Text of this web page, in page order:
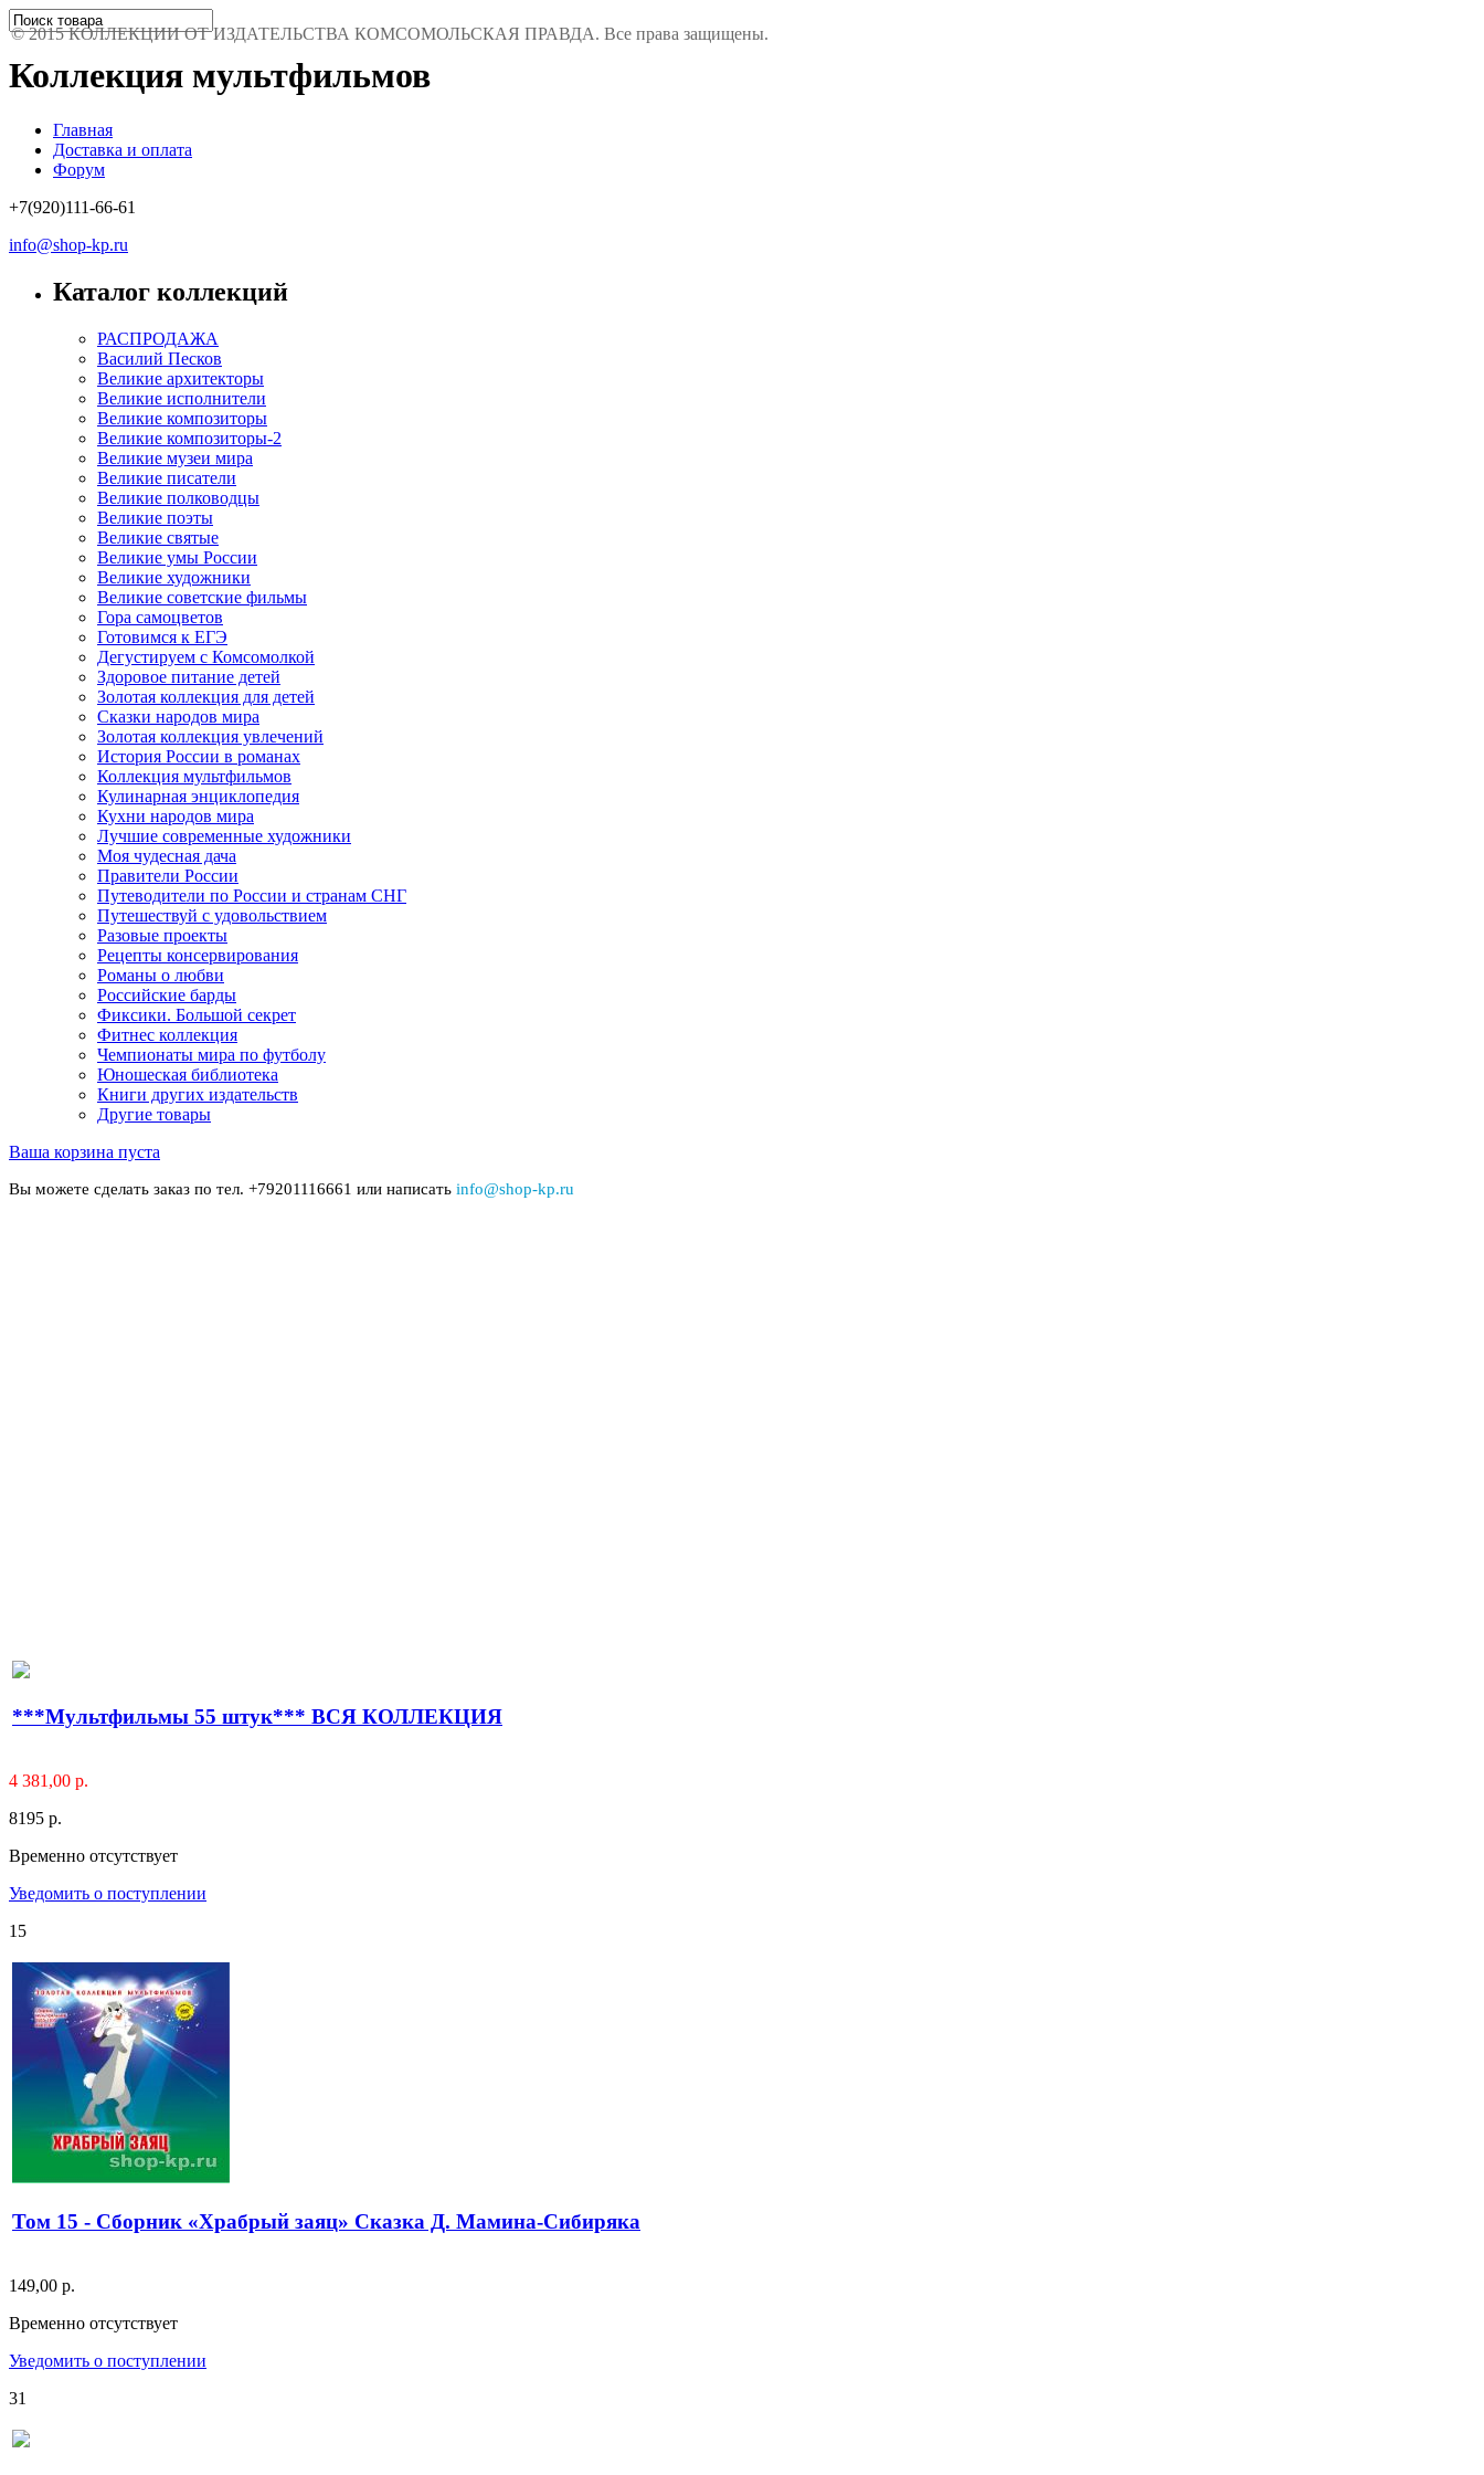
Коллекция мультфильмов
Главная
Доставка и оплата
Форум
+7(920)111-66-61
info@shop-kp.ru
Каталог коллекций
РАСПРОДАЖА
Василий Песков
Великие архитекторы
Великие исполнители
Великие композиторы
Великие композиторы-2
Великие музеи мира
Великие писатели
Великие полководцы
Великие поэты
Великие святые
Великие умы России
Великие художники
Великие советские фильмы
Гора самоцветов
Готовимся к ЕГЭ
Дегустируем с Комсомолкой
Здоровое питание детей
Золотая коллекция для детей
Сказки народов мира
Золотая коллекция увлечений
История России в романах
Коллекция мультфильмов
Кулинарная энциклопедия
Кухни народов мира
Лучшие современные художники
Моя чудесная дача
Правители России
Путеводители по России и странам СНГ
Путешествуй с удовольствием
Разовые проекты
Рецепты консервирования
Романы о любви
Российские барды
Фиксики. Большой секрет
Фитнес коллекция
Чемпионаты мира по футболу
Юношеская библиотека
Книги других издательств
Другие товары
Ваша корзина пуста
Вы можете сделать заказ по тел. +79201116661 или написать info@shop-kp.ru
***Мультфильмы 55 штук*** ВСЯ КОЛЛЕКЦИЯ
4 381,00 р.
8195 р.
Временно отсутствует
Уведомить о поступлении
15
Том 15 - Сборник «Храбрый заяц» Сказка Д. Мамина-Сибиряка
149,00 р.
Временно отсутствует
Уведомить о поступлении
31
© 2015 КОЛЛЕКЦИИ ОТ ИЗДАТЕЛЬСТВА КОМСОМОЛЬСКАЯ ПРАВДА. Все права защищены.